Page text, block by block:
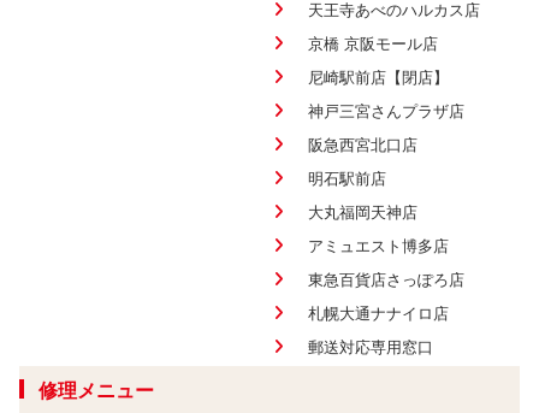
天王寺あべのハルカス店
京橋 京阪モール店
尼崎駅前店【閉店】
神戸三宮さんプラザ店
阪急西宮北口店
明石駅前店
大丸福岡天神店
アミュエスト博多店
東急百貨店さっぽろ店
札幌大通ナナイロ店
郵送対応専用窓口
修理メニュー